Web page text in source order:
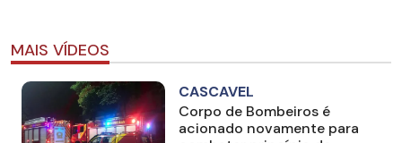
MAIS VÍDEOS
CASCAVEL
Corpo de Bombeiros é
acionado novamente para